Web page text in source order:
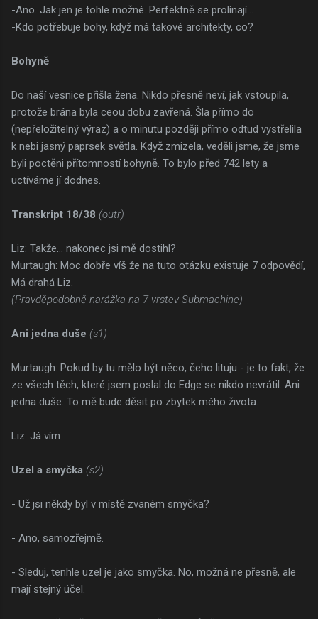
-Ano. Jak jen je tohle možné. Perfektně se prolínají…
-Kdo potřebuje bohy, když má takové architekty, co?
Bohyně
Do naší vesnice přišla žena. Nikdo přesně neví, jak vstoupila,
protože brána byla ceou dobu zavřená. Šla přímo do
(nepřeložitelný výraz) a o minutu později přímo odtud vystřelila
k nebi jasný paprsek světla. Když zmizela, veděli jsme, že jsme
byli poctěni přítomností bohyně. To bylo před 742 lety a
uctíváme jí dodnes.
Transkript 18/38 (outr)
Liz: Takže… nakonec jsi mě dostihl?
Murtaugh: Moc dobře víš že na tuto otázku existuje 7 odpovědí,
Má drahá Liz.
(Pravděpodobně narážka na 7 vrstev Submachine)
Ani jedna duše (s1)
Murtaugh: Pokud by tu mělo být něco, čeho lituju - je to fakt, že
ze všech těch, které jsem poslal do Edge se nikdo nevrátil. Ani
jedna duše. To mě bude děsit po zbytek mého života.
Liz: Já vím
Uzel a smyčka (s2)
- Už jsi někdy byl v místě zvaném smyčka?
- Ano, samozřejmě.
- Sleduj, tenhle uzel je jako smyčka. No, možná ne přesně, ale
mají stejný účel.